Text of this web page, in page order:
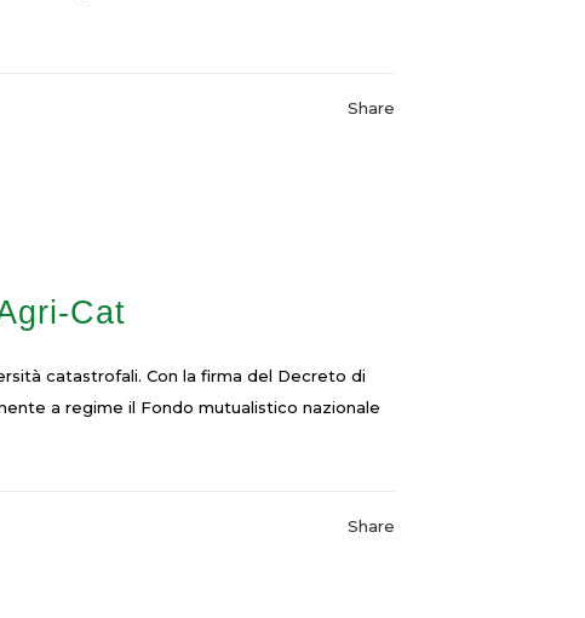
Share
Cat
catastrofali. Con la firma del Decreto di
a regime il Fondo mutualistico nazionale
Share